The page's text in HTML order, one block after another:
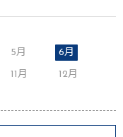
5月 6月
11月 12月